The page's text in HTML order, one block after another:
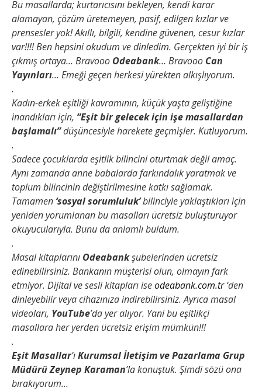
Bu masallarda; kurtarıcısını bekleyen, kendi karar
alamayan, çözüm üretemeyen, pasif, edilgen kızlar ve
prensesler yok! Akıllı, bilgili, kendine güvenen, cesur kızlar
var!!!! Ben hepsini okudum ve dinledim. Gerçekten iyi bir iş
çıkmış ortaya… Bravooo Odeabank… Bravooo Can
Yayınları… Emeği geçen herkesi yürekten alkışlıyorum.
.
Kadın-erkek eşitliği kavramının, küçük yaşta geliştiğine
inandıkları için, “Eşit bir gelecek için işe masallardan
başlamalı”düşüncesiyle harekete geçmişler. Kutluyorum.
.
Sadece çocuklarda eşitlik bilincini oturtmak değil amaç.
Aynı zamanda anne babalarda farkındalık yaratmak ve
toplum bilincinin değiştirilmesine katkı sağlamak.
Tamamen ‘sosyal sorumluluk’bilinciyle yaklaştıkları için
yeniden yorumlanan bu masalları ücretsiz buluşturuyor
okuyucularıyla. Bunu da anlamlı buldum.
.
Masal kitaplarını Odeabankşubelerinden ücretsiz
edinebilirsiniz. Bankanın müşterisi olun, olmayın fark
etmiyor. Dijital ve sesli kitapları iseodeabank.com.tr‘den
dinleyebilir veya cihazınıza indirebilirsiniz. Ayrıca masal
videoları, YouTube’da yer alıyor. Yani bu eşitlikçi
masallara her yerden ücretsiz erişim mümkün!!!
.
Eşit Masallar’ıKurumsal İletişim ve Pazarlama Grup
Müdürü Zeynep Karaman’la konuştuk. Şimdi sözü ona
bırakıyorum…